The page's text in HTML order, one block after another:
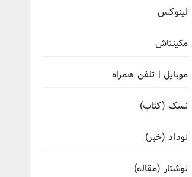
لینوکس
مکینتاش
موبایل | تلفن همراه
نسک (کتاب)
نوداد (خبر)
نوشتار (مقاله)